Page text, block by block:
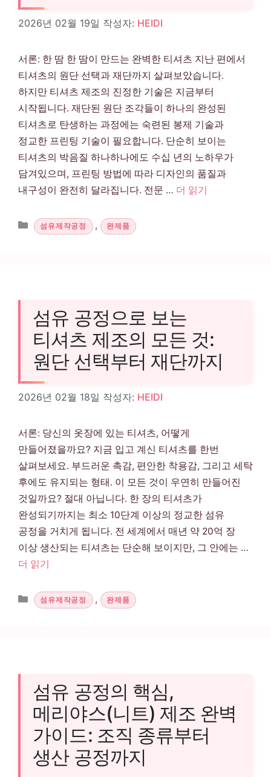
2026년 02월 19일 작성자: HEIDI
서론: 한 땀 한 땀이 만드는 완벽한 티셔츠 지난 편에서
티셔츠의 원단 선택과 재단까지 살펴보았습니다.
하지만 티셔츠 제조의 진정한 기술은 지금부터
시작됩니다. 재단된 원단 조각들이 하나의 완성된
티셔츠로 탄생하는 과정에는 숙련된 봉제 기술과
정교한 프린팅 기술이 필요합니다. 단순히 보이는
티셔츠의 박음질 하나하나에도 수십 년의 노하우가
담겨있으며, 프린팅 방법에 따라 디자인의 품질과
내구성이 완전히 달라집니다. 전문 … 더 읽기
카테고리
섬유제작공정 , 완제품
섬유 공정으로 보는
티셔츠 제조의 모든 것:
원단 선택부터 재단까지
2026년 02월 18일 작성자: HEIDI
서론: 당신의 옷장에 있는 티셔츠, 어떻게
만들어졌을까요? 지금 입고 계신 티셔츠를 한번
살펴보세요. 부드러운 촉감, 편안한 착용감, 그리고 세탁
후에도 유지되는 형태. 이 모든 것이 우연히 만들어진
것일까요? 절대 아닙니다. 한 장의 티셔츠가
완성되기까지는 최소 10단계 이상의 정교한 섬유
공정을 거치게 됩니다. 전 세계에서 매년 약 20억 장
이상 생산되는 티셔츠는 단순해 보이지만, 그 안에는 …
더 읽기
카테고리
섬유제작공정 , 완제품
섬유 공정의 핵심,
메리야스(니트) 제조 완벽
가이드: 조직 종류부터
생산 공정까지